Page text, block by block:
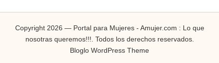
Copyright 2026 — Portal para Mujeres - Amujer.com : Lo que
nosotras queremos!!!. Todos los derechos reservados.
Bloglo WordPress Theme